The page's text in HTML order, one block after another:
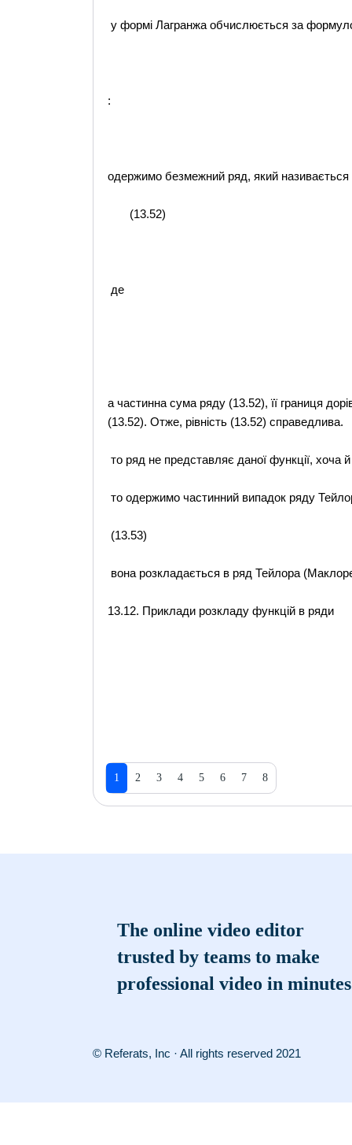
у формі Лагранжа обчислюється за
:
одержимо безмежний ряд, який
(13.52)
де
а частинна сума ряду (13.52), її границя
(13.52). Отже, рівність (13.52) справедлива.
то ряд не представляє даної функції, хоча
то одержимо частинний випадок ряду
(13.53)
вона розкладається в ряд Тейлора
13.12. Приклади розкладу функцій в ряди
1 2 3 4 5 6 7 8
The online video editor
trusted by teams to make
professional video in minutes
© Referats, Inc · All rights reserved 2021